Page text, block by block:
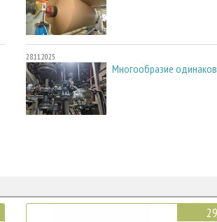
28.11.2025
Многообразие